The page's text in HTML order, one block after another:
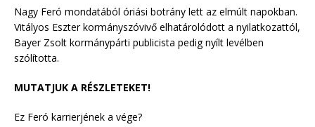
Nagy Feró mondatából óriási botrány lett az elmúlt napokban.
Vitályos Eszter kormányszóvivő elhatárolódott a nyilatkozattól,
Bayer Zsolt kormánypárti publicista pedig nyílt levélben
szólította.
MUTATJUK A RÉSZLETEKET!
Ez Feró karrierjének a vége?